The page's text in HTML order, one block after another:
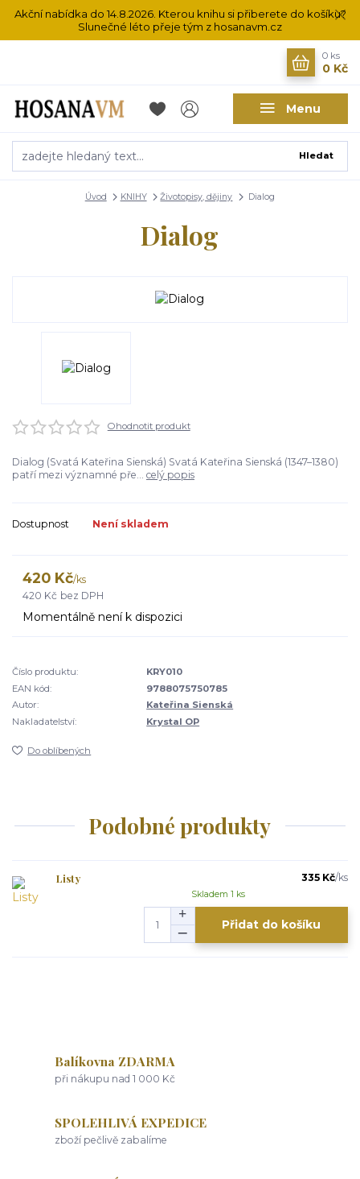
Akční nabídka do 14.8.2026. Kterou knihu si přiberete do košíku?
Slunečné léto přeje tým z hosanavm.cz
Menu
Hledat
0 ks
0 Kč
Úvod KNIHY Životopisy, dějiny Dialog
Dialog
Ohodnotit produkt
Dialog (Svatá Kateřina Sienská) Svatá Kateřina Sienská (1347–1380)
patří mezi významné pře... celý popis
Dostupnost Není skladem
420 Kč/ks
420 Kč bez DPH
Momentálně není k dispozici
Číslo produktu:
KRY010
EAN kód:
9788075750785
Autor:
Kateřina Sienská
Nakladatelství:
Krystal OP
Do oblíbených
Podobné produkty
Listy 335 Kč/ks
Skladem 1 ks
Přidat do košíku
Balíkovna ZDARMA
při nákupu nad 1 000 Kč
SPOLEHLIVÁ EXPEDICE
zboží pečlivě zabalíme